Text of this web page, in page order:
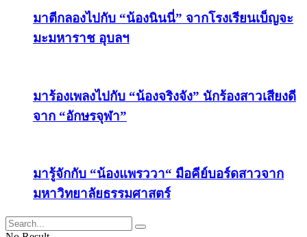
มาตีกลองไปกับ “น้องนินนี่” จากโรงเรียนเบ็ญจะ
มะมหาราช อุบลฯ
มาร้องเพลงไปกับ “น้องจริงจัง” นักร้องสาวเสียงดี
จาก “อักษรจุฬา”
มารู้จักกับ “น้องแพรววา“ มือคีย์บอร์ดสาวจาก
มหาวิทยาลัยธรรมศาสตร์